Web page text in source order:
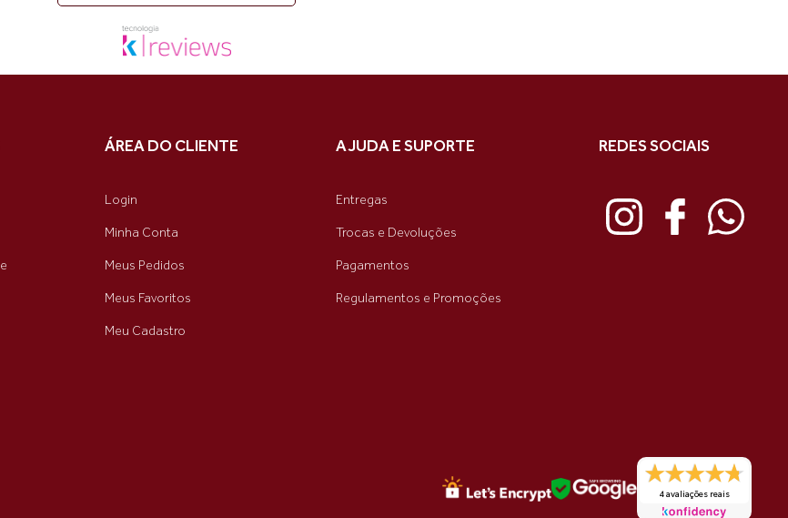
ÁREA DO CLIENTE
Login
Minha Conta
Meus Pedidos
Meus Favoritos
Meu Cadastro
AJUDA E SUPORTE
Entregas
Trocas e Devoluções
Pagamentos
Regulamentos e Promoções
REDES SOCIAIS
4 avaliações reais